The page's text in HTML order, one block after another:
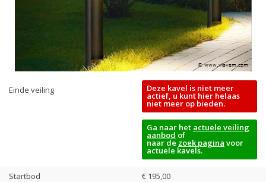
Einde veiling Deze kavel is niet meer
actief, u kunt hier helaas
niet meer op bieden.
Ga naar het actuele veiling
aanbod of
naar de zoek pagina voor
actuele kavels.
Startbod
€ 195,00